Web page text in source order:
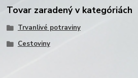
Tovar zaradený v kategóriách
Trvanlivé potraviny
Cestoviny